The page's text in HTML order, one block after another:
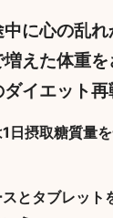
に心の乱
増えた体重
イエット再
日摂取糖質量
とタブレット